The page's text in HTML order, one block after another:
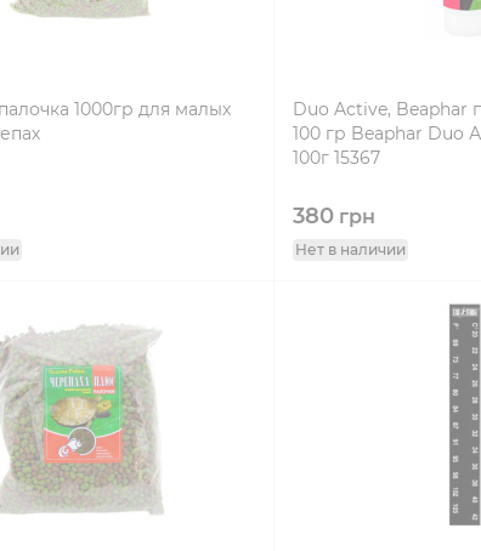
1000гр для малых
Duo Active, Beaphar
100 гр Beaphar Duo
100г 15367
380грн
Нет в наличии